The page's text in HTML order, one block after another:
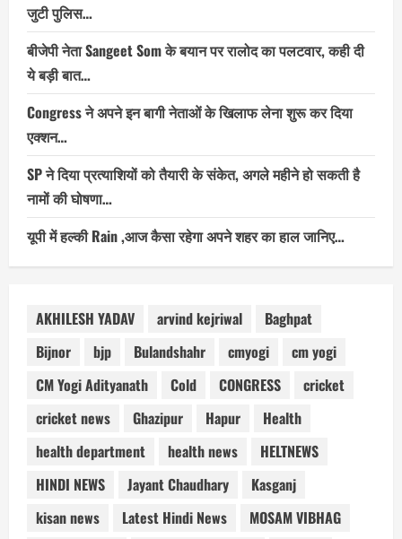
जुटी पुलिस…
बीजेपी नेता Sangeet Som के बयान पर रालोद का पलटवार, कही दी
ये बड़ी बात…
Congress ने अपने इन बागी नेताओं के खिलाफ लेना शुरू कर दिया
एक्शन…
SP ने दिया प्रत्याशियों को तैयारी के संकेत, अगले महीने हो सकती है
नामों की घोषणा…
यूपी में हल्की Rain ,आज कैसा रहेगा अपने शहर का हाल जानिए…
AKHILESH YADAV arvind kejriwal
Baghpat
Bijnor
bjp Bulandshahr cmyogi
cm yogi
CM Yogi Adityanath
Cold CONGRESS
cricket
cricket news
Ghazipur Hapur
Health
health department
health news
HELTNEWS
HINDI NEWS
Jayant Chaudhary
Kasganj
kisan news
Latest Hindi News
MOSAM VIBHAG